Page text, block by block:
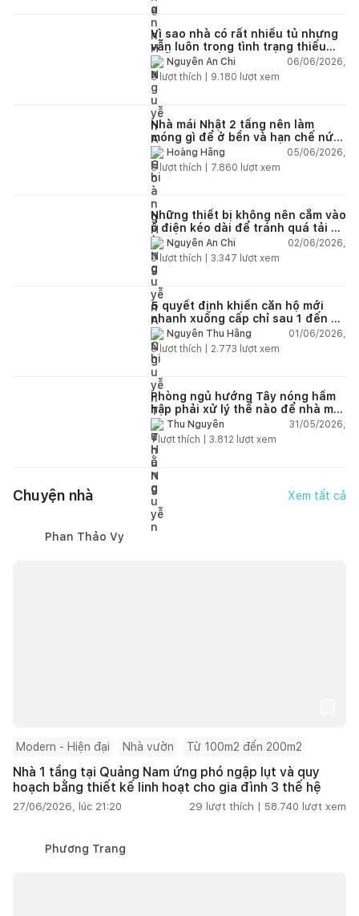
Vì sao nhà có rất nhiều tủ nhưng
vẫn luôn trong tình trạng thiếu
chỗ chứa đồ?
Nguyễn An Chi
06/06/2026,
5lượt thích | 9.180 lượt xem
Nhà mái Nhật 2 tầng nên làm
móng gì để ở bền và hạn chế nứt
lún?Hoàng Hằng
05/06/2026,
5lượt thích | 7.860 lượt xem
Những thiết bị không nên cắm vào
ổ điện kéo dài để tránh quá tải và
chập cháy trong nhà
Nguyễn An Chi
02/06/2026,
9lượt thích | 3.347 lượt xem
5 quyết định khiến căn hộ mới
nhanh xuống cấp chỉ sau 1 đến 2
nămNguyễn Thu Hằng
01/06/2026,
5lượt thích | 2.773 lượt xem
Phòng ngủ hướng Tây nóng hầm
hập phải xử lý thế nào để nhà mát
hơn?Thu Nguyễn
31/05/2026,
1lượt thích | 3.812 lượt xem
Chuyện nhà Xem tất cả
Phan Thảo Vy
Modern - Hiện đại Nhà vườn Từ 100m2 đến 200m2
Nhà 1 tầng tại Quảng Nam ứng phó ngập lụt và quy
hoạch bằng thiết kế linh hoạt cho gia đình 3 thế hệ
27/06/2026, lúc 21:20 29 lượt thích | 58.740 lượt xem
Phương Trang